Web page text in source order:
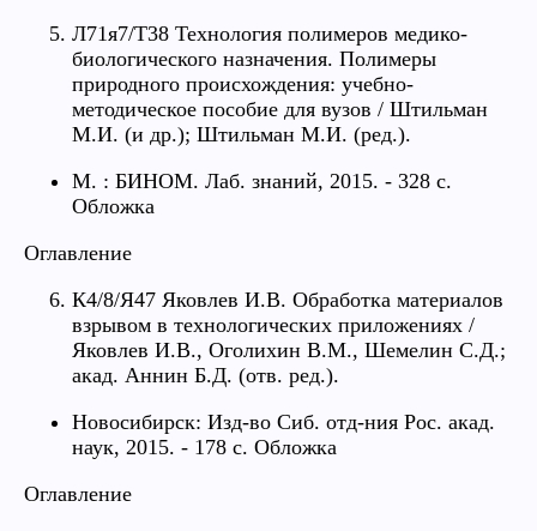
Л71я7/Т38 Технология полимеров медико-
биологического назначения. Полимеры
природного происхождения: учебно-
методическое пособие для вузов / Штильман
М.И. (и др.); Штильман М.И. (ред.).
М. : БИНОМ. Лаб. знаний, 2015. - 328 с.
Обложка
Оглавление
К4/8/Я47 Яковлев И.В. Обработка материалов
взрывом в технологических приложениях /
Яковлев И.В., Оголихин В.М., Шемелин С.Д.;
акад. Аннин Б.Д. (отв. ред.).
Новосибирск: Изд-во Сиб. отд-ния Рос. акад.
наук, 2015. - 178 с. Обложка
Оглавление